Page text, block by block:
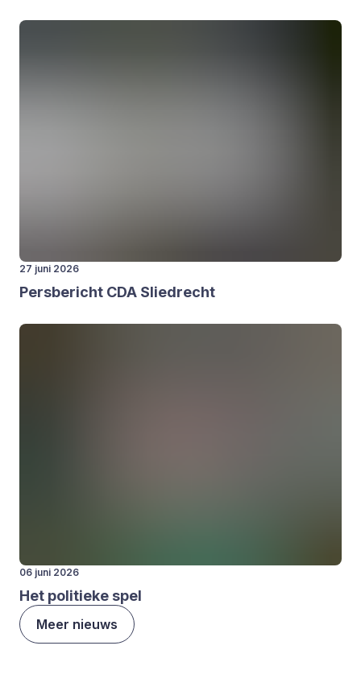
27 juni 2026
Pers­be­richt CDA Sliedrecht
06 juni 2026
Het poli­tie­ke spel
Meer nieuws